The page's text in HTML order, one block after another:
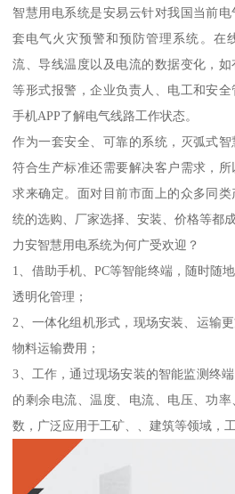
智慧用电系统是安易云针对我国当前
套电气火灾预警和预防管理系统。在
流、导线温度以及电流的数据变化，
等形式报警，企业负责人、电工和安
手机APP了解电气线路工作状态。
作为一套安全、可靠的系统，灭弧式
符合生产标准还需要解决客户需求，
求来确定。面对目前市面上的众多同
统的选购、厂家选择、安装、价格等都
力安智慧用电系统为何广受欢迎？
1、借助手机、PC等智能终端，随时随
透明化管理；
2、一体化组机形式，现场安装、运输
物料运输费用；
3、工作，通过现场安装的智能监测终
的剩余电流、温度、电流、电压、功
数，广泛应用于工矿、、建筑等领域，工